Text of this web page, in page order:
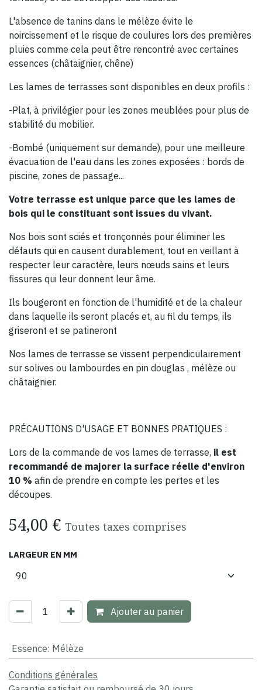
L'absence de tanins dans le mélèze évite le
noircissement et le risque de coulures lors des premières
pluies comme cela peut être rencontré avec certaines
essences (châtaignier, chêne)
Les lames de terrasses sont disponibles en deux profils :
-Plat, à privilégier pour les zones meublées pour plus de
stabilité du mobilier.
-Bombé (uniquement sur demande), pour une meilleure
évacuation de l'eau dans les zones exposées : bords de
piscine, zones de passage...
Votre terrasse est unique parce que les lames de
bois qui le constituant sont issues du vivant.
Nos bois sont sciés et tronçonnés pour éliminer les
défauts qui en causent durablement, tout en veillant à
respecter leur caractère, leurs nœuds sains et leurs
fissures qui leur donnent leur âme.
Ils bougeront en fonction de l'humidité et de la chaleur
dans laquelle ils seront placés et, au fil du temps, ils
griseront et se patineront
Nos lames de terrasse se vissent perpendiculairement
sur solives ou lambourdes en pin douglas , mélèze ou
châtaignier.
PRÉCAUTIONS D'USAGE ET BONNES PRATIQUES :
Lors de la commande de vos lames de terrasse, il est
recommandé de majorer la surface réelle d'environ
10 % afin de prendre en compte les pertes et les
découpes.
54,00 € Toutes taxes comprises
LARGEUR EN MM
Ajouter au panier
Essence: Mélèze
Conditions générales